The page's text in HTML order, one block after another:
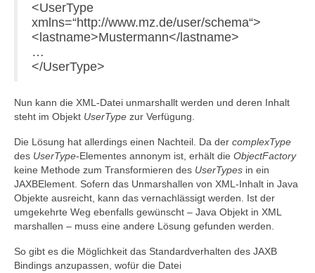
<UserType
xmlns=“http://www.mz.de/user/schema“>
<lastname>Mustermann</lastname>
…
</UserType>
Nun kann die XML-Datei unmarshallt werden und deren Inhalt
steht im Objekt UserType zur Verfügung.
Die Lösung hat allerdings einen Nachteil. Da der complexType
des UserType-Elementes annonym ist, erhält die ObjectFactory
keine Methode zum Transformieren des UserTypes in ein
JAXBElement. Sofern das Unmarshallen von XML-Inhalt in Java
Objekte ausreicht, kann das vernachlässigt werden. Ist der
umgekehrte Weg ebenfalls gewünscht – Java Objekt in XML
marshallen – muss eine andere Lösung gefunden werden.
So gibt es die Möglichkeit das Standardverhalten des JAXB
Bindings anzupassen, wofür die Datei